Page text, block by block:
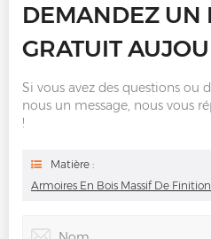
DEMANDEZ UN
GRATUIT
Si vous avez des questions ou
nous un message, nous vous
!
Matière :